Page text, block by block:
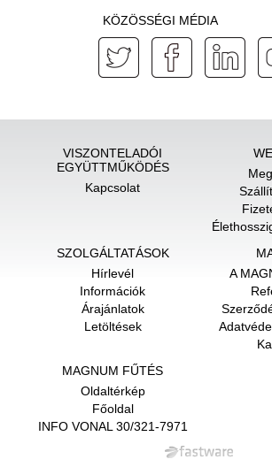
KÖZÖSSÉGI MÉDIA
VISZONTELADÓI
EGYÜTTMŰKÖDÉS
Kapcsolat
SZOLGÁLTATÁSOK
Hírlevél
Információk
Árajánlatok
Letöltések
A
MAGNUM FŰTÉS
Oldaltérkép
Főoldal
INFO VONAL 30/321-7971